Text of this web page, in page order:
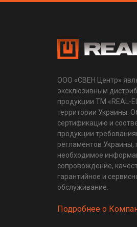
ООО «СВЕН Центр»
эксклюзивным
продукции ТМ «REAL-
территории Украины.
сертификацию и
продукции
регламентов Украины,
необходимое
сопровождение,
гарантийное и
обслуживание.
Подробнее о